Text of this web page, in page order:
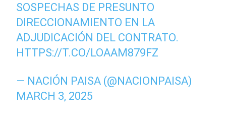
SOSPECHAS DE PRESUNTO
DIRECCIONAMIENTO EN LA
ADJUDICACIÓN DEL CONTRATO.
HTTPS://T.CO/LOAAM879FZ
— NACIÓN PAISA (@NACIONPAISA)
MARCH 3, 2025